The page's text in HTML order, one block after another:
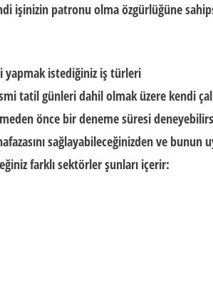
işinizin patronu olma özgürlüğüne
istediğiniz iş türleri
tatil günleri dahil olmak üzere kendi
önce bir deneme süresi
sağlayabileceğinizden ve
farklı sektörler şunları içerir: